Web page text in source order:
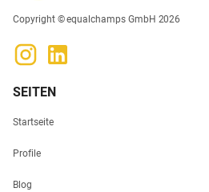
Copyright © equalchamps GmbH 2026
SEITEN
Startseite
Profile
Blog